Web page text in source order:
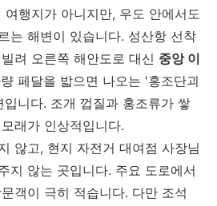
행지가 아니지만, 우도 안에서도
는 해변이 있습니다. 성산항 선착
려 오른쪽 해안도로 대신 중앙 이
페달을 밟으면 나오는 '홍조단괴
니다. 조개 껍질과 홍조류가 쌓
래가 인상적입니다.
않고, 현지 자전거 대여점 사장님
지 않는 곳입니다. 주요 도로에서
객이 극히 적습니다. 다만 조석